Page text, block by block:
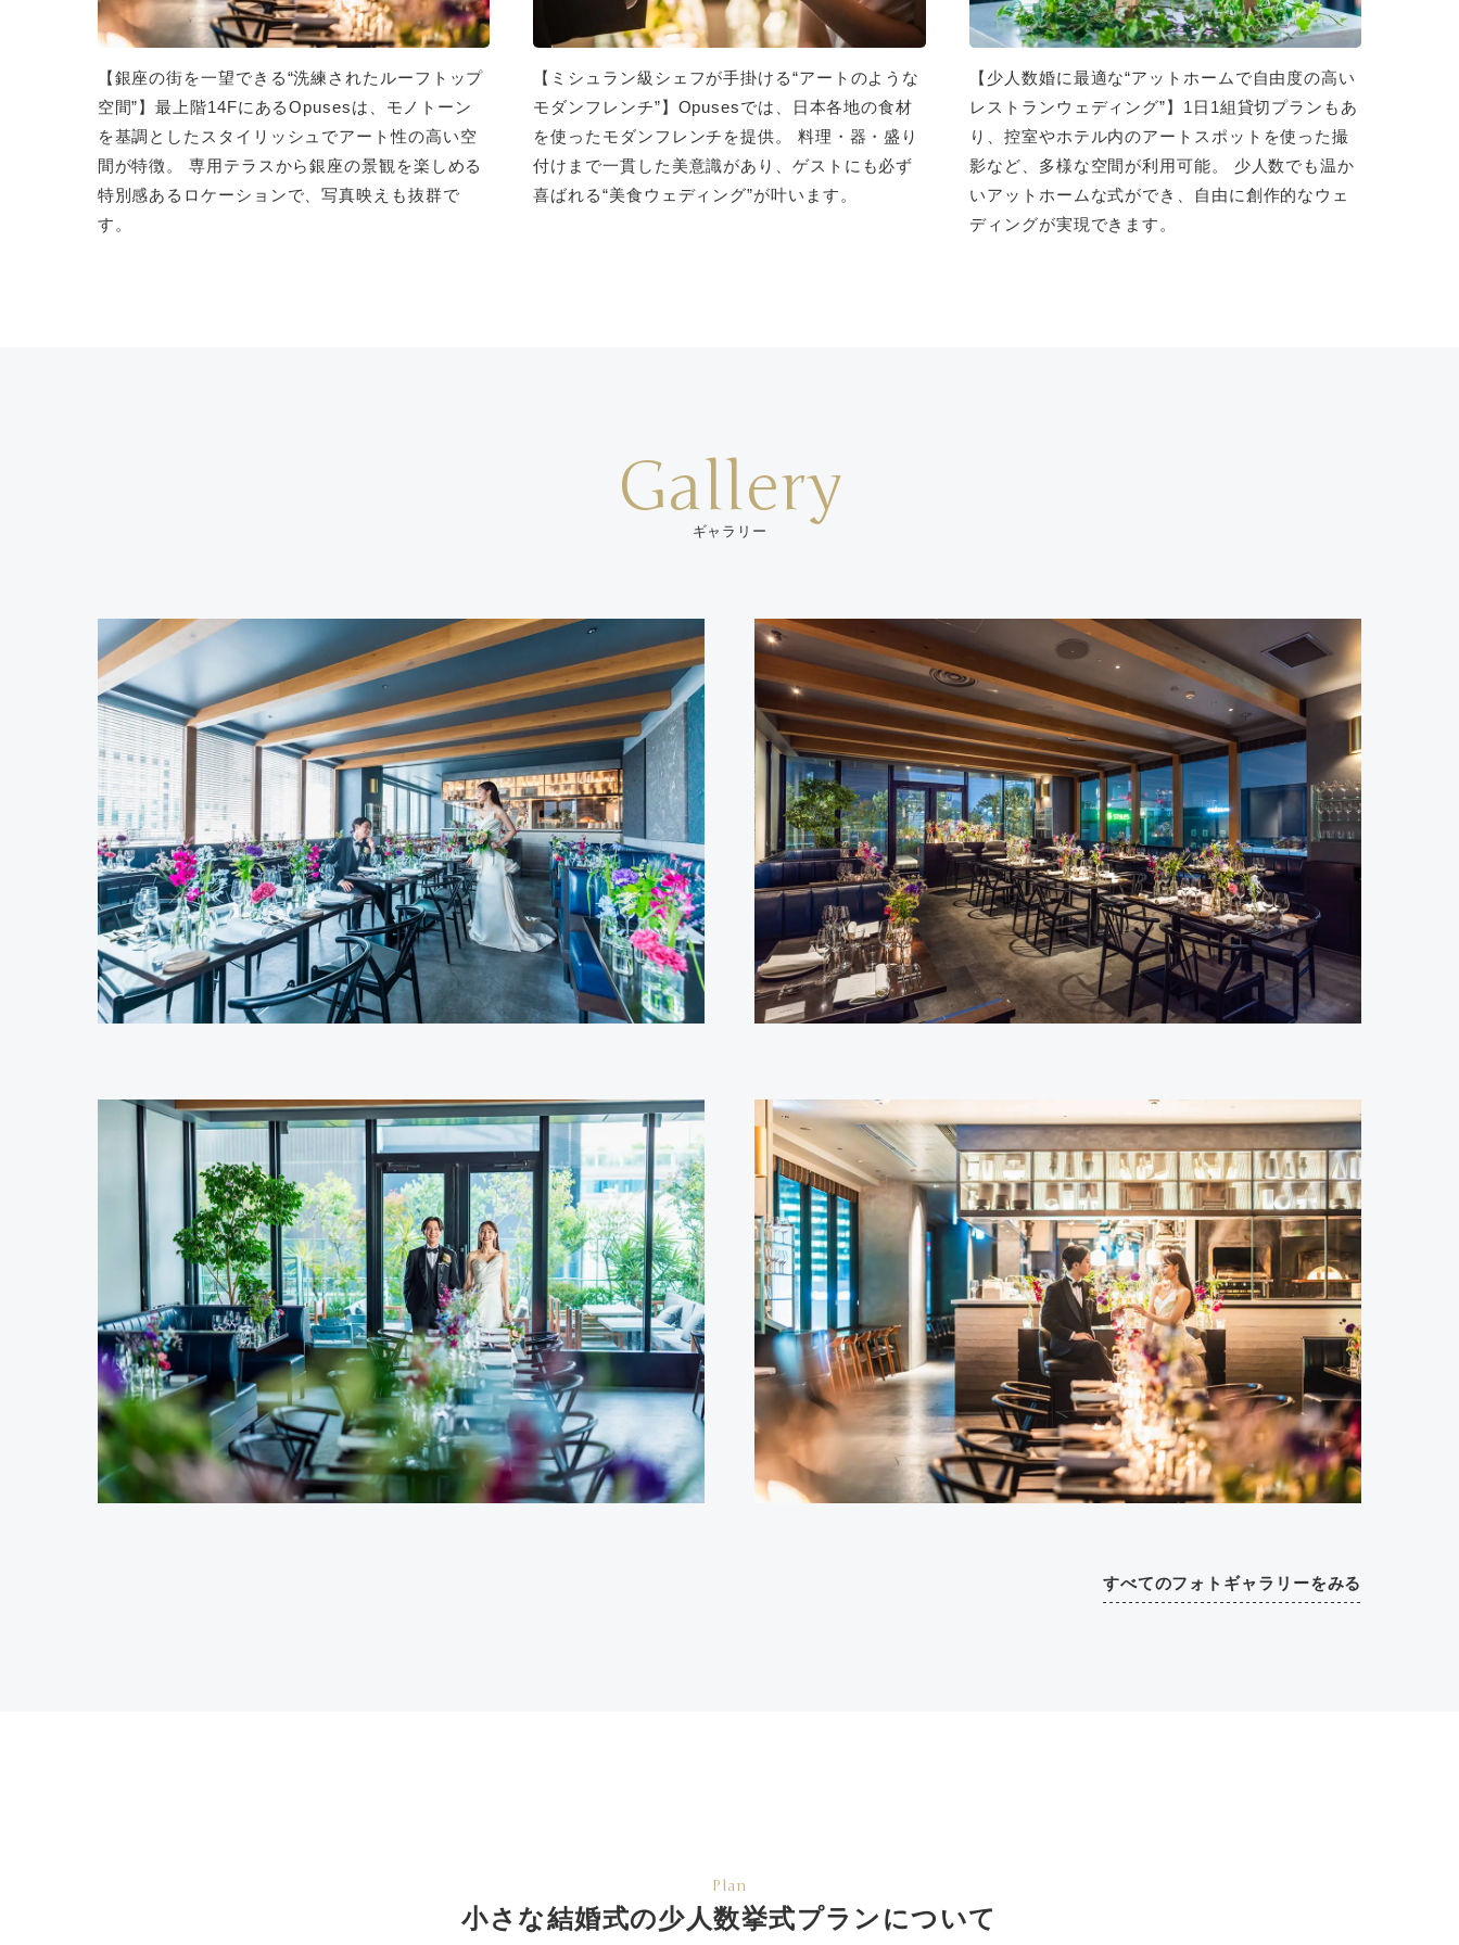
【銀座の街を一望できる“洗練されたルーフトップ
空間”】最上階14FにあるOpusesは、モノトーン
を基調としたスタイリッシュでアート性の高い空
間が特徴。 専用テラスから銀座の景観を楽しめる
特別感あるロケーションで、写真映えも抜群で
す。
【ミシュラン級シェフが手掛ける“アートのような
モダンフレンチ”】Opusesでは、日本各地の食材
を使ったモダンフレンチを提供。 料理・器・盛り
付けまで一貫した美意識があり、ゲストにも必ず
喜ばれる“美食ウェディング”が叶います。
【少人数婚に最適な“アットホームで自由度の高い
レストランウェディング”】1日1組貸切プランもあ
り、控室やホテル内のアートスポットを使った撮
影など、多様な空間が利用可能。 少人数でも温か
いアットホームな式ができ、自由に創作的なウェ
ディングが実現できます。
Gallery
ギャラリー
すべてのフォトギャラリーをみる
Plan
小さな結婚式の少人数挙式プランについて